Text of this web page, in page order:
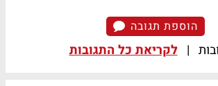
הוספת תגובה
| לקריאת כל התגובות